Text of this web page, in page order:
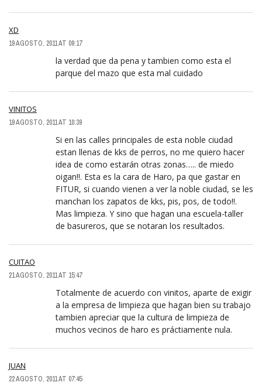
XD
19 AGOSTO, 2011 AT 09:17
la verdad que da pena y tambien como esta el
parque del mazo que esta mal cuidado
VINITOS
19 AGOSTO, 2011 AT 10:39
Si en las calles principales de esta noble ciudad
estan llenas de kks de perros, no me quiero hacer
idea de como estarán otras zonas….. de miedo
oigan!!. Esta es la cara de Haro, pa que gastar en
FITUR, si cuando vienen a ver la noble ciudad, se les
manchan los zapatos de kks, pis, pos, de todo!!.
Mas limpieza. Y sino que hagan una escuela-taller
de basureros, que se notaran los resultados.
CUITAO
21 AGOSTO, 2011 AT 15:47
Totalmente de acuerdo con vinitos, aparte de exigir
a la empresa de limpieza que hagan bien su trabajo
tambien apreciar que la cultura de limpieza de
muchos vecinos de haro es práctiamente nula.
JUAN
22 AGOSTO, 2011 AT 07:45